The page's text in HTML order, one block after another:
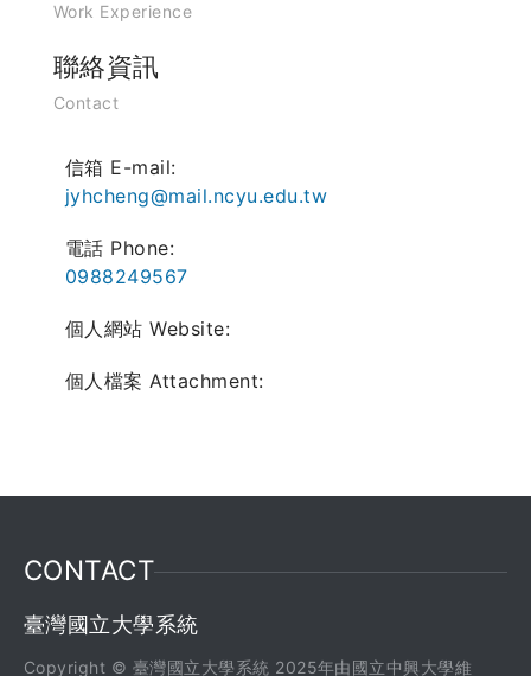
Work Experience
聯絡資訊
Contact
信箱 E-mail:
jyhcheng@mail.ncyu.edu.tw
電話 Phone:
0988249567
個人網站 Website:
個人檔案 Attachment:
CONTACT
臺灣國立大學系統
Copyright © 臺灣國立大學系統 2025年由國立中興大學維